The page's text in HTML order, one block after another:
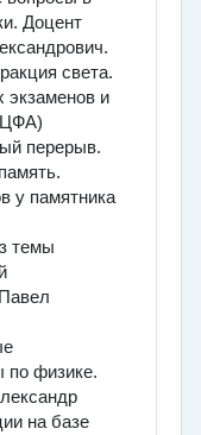
Доцент
света.
экзаменов и
перерыв.
у памятника
темы
по физике.
на базе